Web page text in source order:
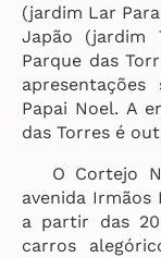
(jardim Lar
Japão (jardim
Parque das
Papai Noel. A
das Torres é
O Cortejo
avenida Irmãos
a partir das
carros